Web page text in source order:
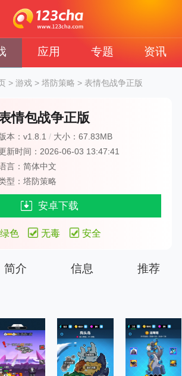
应用 专题 资讯
> 游戏 > 塔防策略 >表情包战争正版
情包战争正版
版本：v1.8.1/ 大小：67.83MB
新时间：2026-06-03 13:47:41
言：简体中文
型：塔防策略
安卓下载
绿色 无毒 安全
简介 信息 推荐